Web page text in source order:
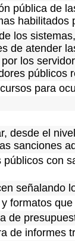
pública de
los
de atender
los
públicos
para
desde el
sanciones
con
señalando
formatos
de
de informes